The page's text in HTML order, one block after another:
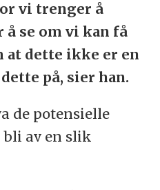
vi trenger å
se om vi kan få
at dette ikke er en
på, sier han.
de potensielle
av en slik